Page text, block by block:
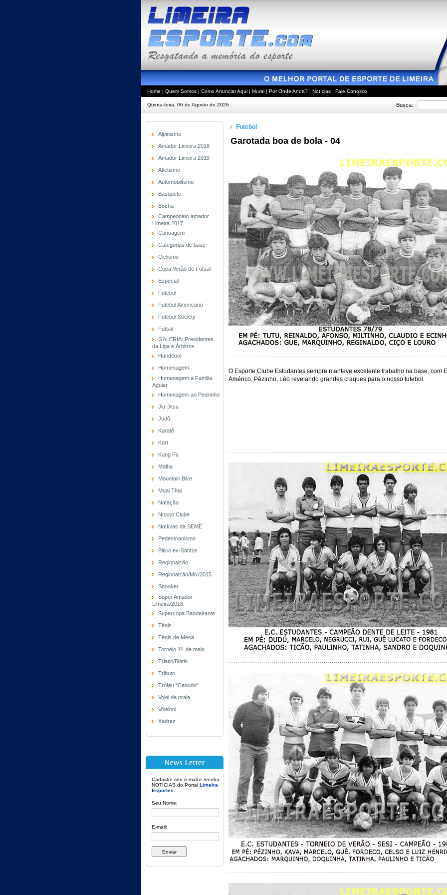
Home | Quem Somos | Como Anunciar Aqui | Mural | Por Onde Anda? | Notícias | Fale Conosco
Quinta-feira, 06 de Agosto de 2026 Busca:
Alpinismo
Amador Limeira 2018
Amador Limeira 2019
Atletismo
Automobilísmo
Basquete
Bocha
Campeonato amador
Limeira 2017
Canoagem
Categorias de base
Ciclismo
Copa Verão de Futsal
Especial
Futebol
Futebol Americano
Futebol Society
Futsal
GALERIA: Presidentes
da Liga e Árbitros
Handebol
Homenagem
Homenagem à Familia
Aguiar
Homenagem ao Pedrinho
Jiu-Jitsu
Judô
Karatê
Kart
Kung Fu
Malha
Mountain Bike
Muai Thai
Natação
Nosso Clube
Notícias da SEME
Pedestrianismo
Pitico ex-Santos
Regionalzão
Regionalzão/Mix/2015
Snooker
Super Amador
Limeira/2016
Supercopa Bandeirante
Tênis
Tênis de Mesa
Torneio 1º. de maio
Triatlo/Biatlo
Tributo
Troféu "Canudo"
Volei de praia
Voleibol
Xadrez
Cadastre seu e-mail e receba
NOTÍCIAS do Portal Limeira
Esportes
Seu Nome:
E-mail:
Futebol
Garotada boa de bola - 04
O Esporte Clube Estudantes sempre manteve excelente trabalho na base, com
Américo, Pézinho, Léo revelando grandes craques para o nosso futebol.